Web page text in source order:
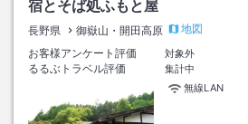
宿とそば処ふもと屋
長野県 御嶽山・開田高原
地図
お客様アンケート評価
対象外
るるぶトラベル評価
集計中
無線LAN